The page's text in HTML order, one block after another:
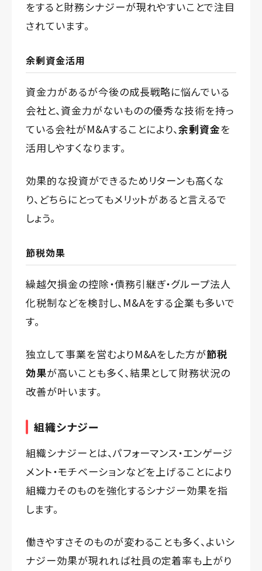
をすると財務シナジーが現れやすいことで注目
されています。
余剰資金活用
資金力があるが今後の成長戦略に悩んでいる
会社と、資金力がないものの優秀な技術を持っ
ている会社がM&Aすることにより、余剰資金を
活用しやすくなります。
効果的な投資ができるためリターンも高くな
り、どちらにとってもメリットがあると言えるで
しょう。
節税効果
繰越欠損金の控除・債務引継ぎ・グループ法人
化税制などを検討し、M&Aをする企業も多いで
す。
独立して事業を営むよりM&Aをした方が節税
効果が高いことも多く、結果として財務状況の
改善が叶います。
組織シナジー
組織シナジーとは、パフォーマンス・エンゲージ
メント・モチベーションなどを上げることにより
組織力そのものを強化するシナジー効果を指
します。
働きやすさそのものが変わることも多く、よいシ
ナジー効果が現れれば社員の定着率も上がり